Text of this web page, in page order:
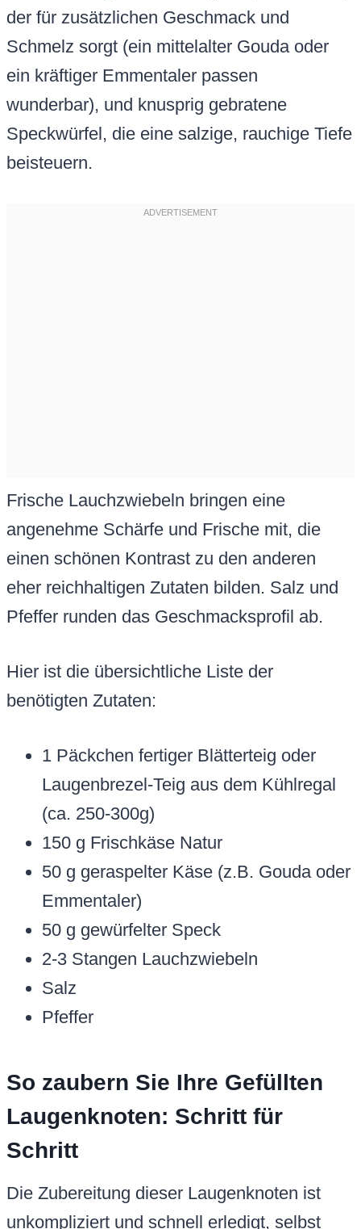
der für zusätzlichen Geschmack und
Schmelz sorgt (ein mittelalter Gouda oder
ein kräftiger Emmentaler passen
wunderbar), und knusprig gebratene
Speckwürfel, die eine salzige, rauchige Tiefe
beisteuern.
Frische Lauchzwiebeln bringen eine
angenehme Schärfe und Frische mit, die
einen schönen Kontrast zu den anderen
eher reichhaltigen Zutaten bilden. Salz und
Pfeffer runden das Geschmacksprofil ab.
Hier ist die übersichtliche Liste der
benötigten Zutaten:
1 Päckchen fertiger Blätterteig oder
Laugenbrezel-Teig aus dem Kühlregal
(ca. 250-300g)
150 g Frischkäse Natur
50 g geraspelter Käse (z.B. Gouda oder
Emmentaler)
50 g gewürfelter Speck
2-3 Stangen Lauchzwiebeln
Salz
Pfeffer
So zaubern Sie Ihre Gefüllten
Laugenknoten: Schritt für
Schritt
Die Zubereitung dieser Laugenknoten ist
unkompliziert und schnell erledigt, selbst